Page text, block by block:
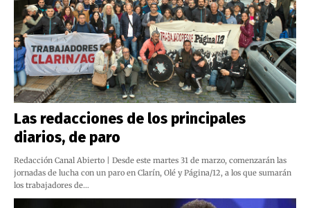
Las redacciones de los principales
diarios, de paro
Redacción Canal Abierto | Desde este martes 31 de marzo, comenzarán las
jornadas de lucha con un paro en Clarín, Olé y Página/12, a los que sumarán
los trabajadores de…